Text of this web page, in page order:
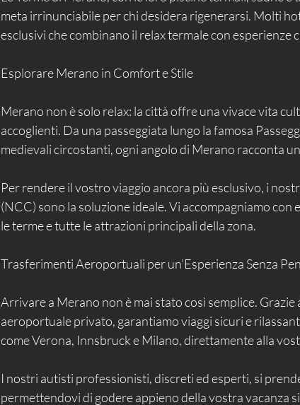
meta irrinunciabile per chi desidera rigenerarsi. Molti
esclusivi che combinano il relax termale con
Esplorare Merano in Comfort e Stile
Merano non è solo relax: la città offre una vivace vita
accoglienti. Da una passeggiata lungo la famosa
medievali circostanti, ogni angolo di Merano racconta
Per rendere il vostro viaggio ancora più esclusivo, i
(NCC) sono la soluzione ideale. Vi accompagniamo con
le terme e tutte le attrazioni principali della zona.
Trasferimenti Aeroportuali per un’Esperienza Senza
Arrivare a Merano non è mai stato così semplice.
aeroportuale privato, garantiamo viaggi sicuri e
come Verona, Innsbruck e Milano, direttamente alla
I nostri autisti professionisti, discreti ed esperti, si
permettendovi di godere appieno della vostra vacanza